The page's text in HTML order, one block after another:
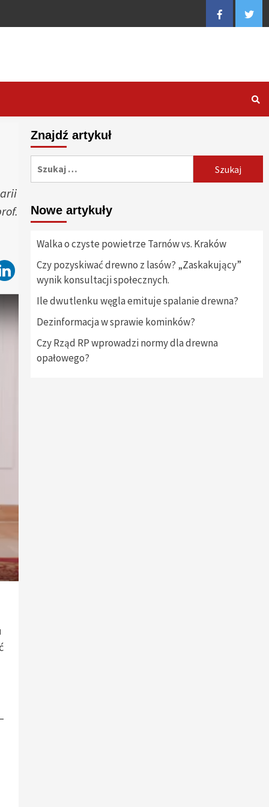
Facebook
Znajdź artykuł
Nowe artykuły
Walka o czyste powietrze Tarnów vs. Kraków
Czy pozyskiwać drewno z lasów? „Zaskakujący”
wynik konsultacji społecznych.
Ile dwutlenku węgla emituje spalanie drewna?
Dezinformacja w sprawie kominków?
Czy Rząd RP wprowadzi normy dla drewna
opałowego?